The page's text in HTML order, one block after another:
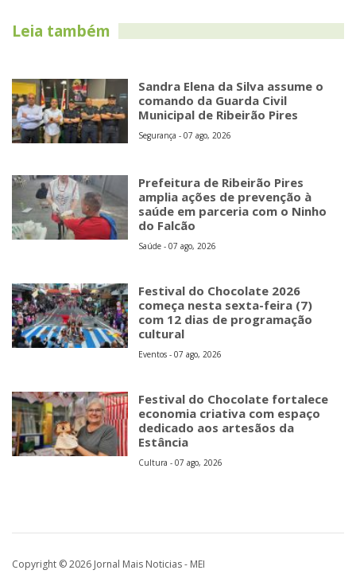
Leia também
Sandra Elena da Silva assume o
comando da Guarda Civil
Municipal de Ribeirão Pires
Segurança - 07 ago, 2026
Prefeitura de Ribeirão Pires
amplia ações de prevenção à
saúde em parceria com o Ninho
do Falcão
Saúde - 07 ago, 2026
Festival do Chocolate 2026
começa nesta sexta-feira (7)
com 12 dias de programação
cultural
Eventos - 07 ago, 2026
Festival do Chocolate fortalece
economia criativa com espaço
dedicado aos artesãos da
Estância
Cultura - 07 ago, 2026
Copyright © 2026 Jornal Mais Noticias - MEI